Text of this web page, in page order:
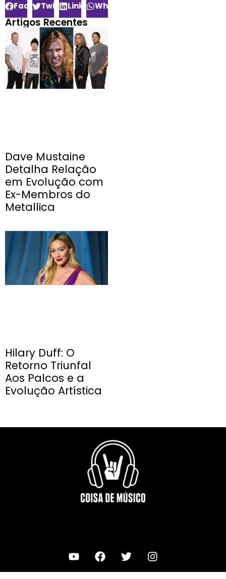
FacebookTwitterLinkedInWhatsApp
Artigos Recentes
Dave Mustaine
Detalha Relação
em Evolução com
Ex-Membros do
Metallica
Hilary Duff: O
Retorno Triunfal
Aos Palcos e a
Evolução Artística